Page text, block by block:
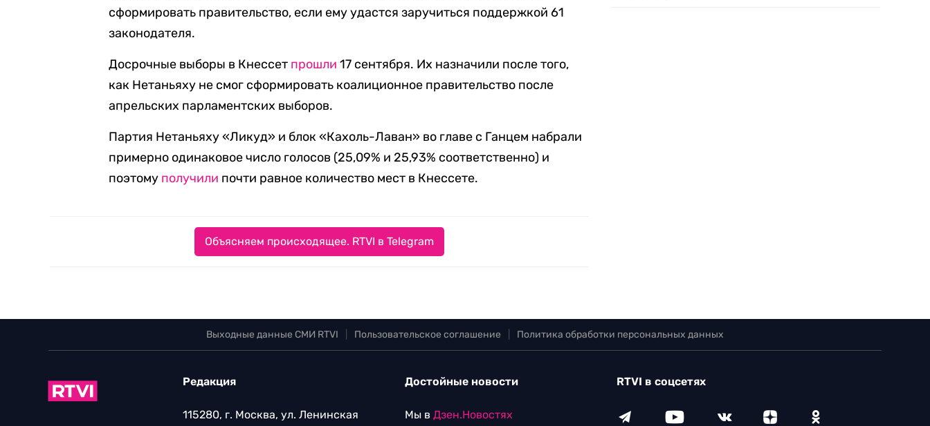
сформировать правительство, если ему удастся заручиться поддержкой 61
законодателя.
Досрочные выборы в Кнессет прошли 17 сентября. Их назначили после того,
как Нетаньяху не смог сформировать коалиционное правительство после
апрельских парламентских выборов.
Партия Нетаньяху «Ликуд» и блок «Кахоль-Лаван» во главе с Ганцем набрали
примерно одинаковое число голосов (25,09% и 25,93% соответственно) и
поэтому получили почти равное количество мест в Кнессете.
Объясняем происходящее. RTVI в Telegram
Выходные данные СМИ RTVI Пользовательское соглашение Политика обработки персональных данных
Редакция
115280, г. Москва, ул. Ленинская
Достойные новости
Мы в Дзен.Новостях
RTVI в соцсетях